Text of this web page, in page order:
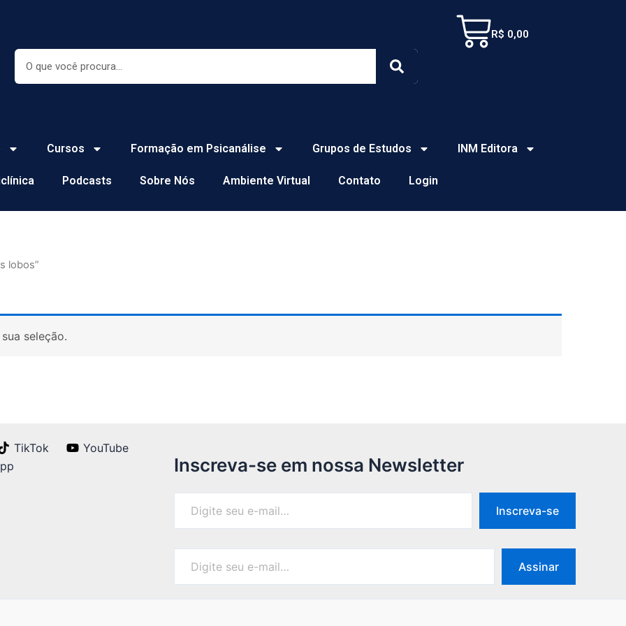
Search
R$ 0,00
Cart
Cursos Formação em Psicanálise Grupos de Estudos INM Editora
Podcasts Sobre Nós Ambiente Virtual Contato Login
lobos”
seleção.
TikTok
YouTube
Inscreva-se em nossa Newsletter
Inscreva-se
Assinar